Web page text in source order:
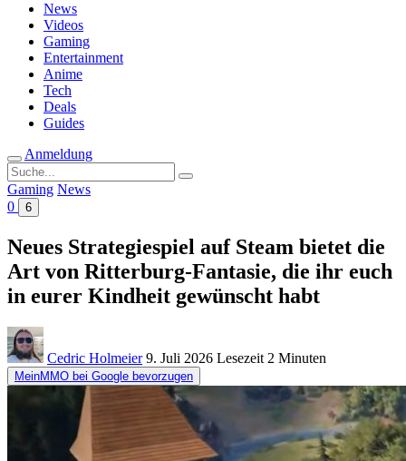
News
Videos
Gaming
Entertainment
Anime
Tech
Deals
Guides
Anmeldung
Suche
nach:
Gaming News
0
6
Neues Strategiespiel auf Steam bietet die
Art von Ritterburg-Fantasie, die ihr euch
in eurer Kindheit gewünscht habt
Cedric Holmeier 9. Juli 2026 Lesezeit 2 Minuten
MeinMMO bei Google bevorzugen